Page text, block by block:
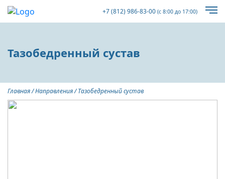
+7 (812) 986-83-00 (с 8:00 до 17:00)
Тазобедренный сустав
Главная/Направления/Тазобедренный сустав